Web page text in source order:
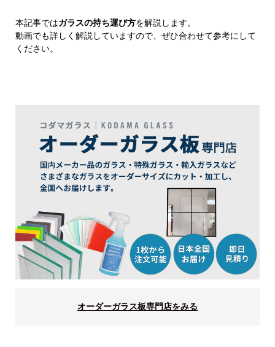
本記事ではガラスの持ち運び方を解説します。
動画でも詳しく解説していますので、ぜひ合わせて参考にして
ください。
オーダーガラス板専門店をみる